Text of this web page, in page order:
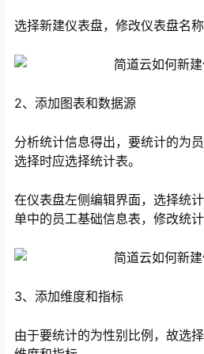
选择新建仪表盘，修改仪表盘名称
2、添加图表和数据源
分析统计信息得出，要统计的为
选择时应选择统计表。
在仪表盘左侧编辑界面，选择统
单中的员工基础信息表，修改统
3、添加维度和指标
由于要统计的为性别比例，故选